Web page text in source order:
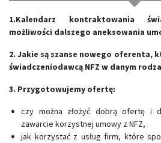
1.Kalendarz kontraktowania
możliwości dalszego aneksowania
2. Jakie są szanse nowego oferenta,
świadczeniodawcą NFZ w danym
3. Przygotowujemy ofertę:
czy można złożyć dobrą ofertę i
zawarcie korzystnej umowy z NFZ,
jak korzystać z usług firm, które